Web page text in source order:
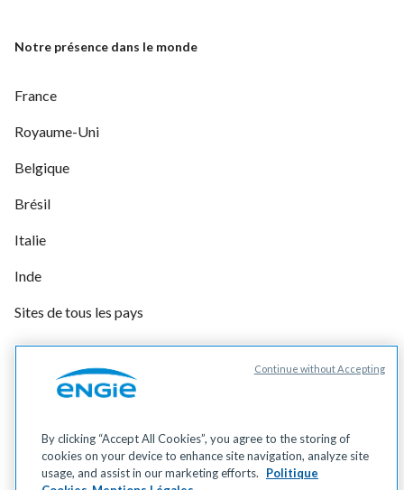
Notre présence dans le monde
France
Royaume-Uni
Belgique
Brésil
Italie
Inde
Sites de tous les pays
Gérer vos cookies
Données personnelles
Mentions légales
Accessibilité
By clicking “Accept All Cookies”, you agree to the storing of
cookies on your device to enhance site navigation, analyze site
usage, and assist in our marketing efforts.
Politique
Continue without Accepting